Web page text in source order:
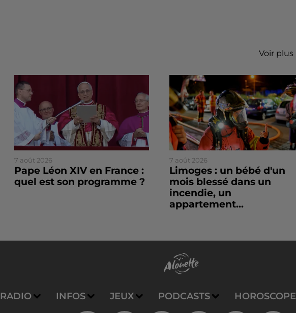
Voir plus
7 août 2026
Pape Léon XIV en France :
quel est son programme ?
7 août 2026
Limoges : un bébé d'un
mois blessé dans un
incendie, un
appartement...
RADIO INFOS JEUX PODCASTS HOROSCOPE